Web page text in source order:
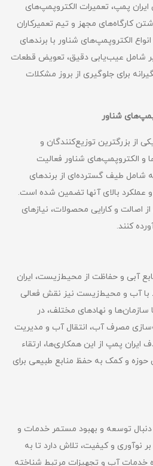
پمپ، تعمیرات الکتروپمپ‌های
کارگاه‌های مجهز و تیم تعمیرکاران
الکتروپمپ‌های شناور با برندهای
شامل عیب‌یابی دقیق، تعویض قطعات
برای جلوگیری از بروز مشکلات
شناور
از بزرگترین توزیع‌کنندگان و
و الکتروپمپ‌های شناور فعالیت
طیف گسترده‌ای از برندهای
بالای آنها تضمین شده است.
اصالت و کارایی محصولات، نیازهای
کنند.
آبی و حفاظت از محیط‌زیست، ایران
با آب و محیط‌زیست نیز نقش فعالی
سازمان‌ها و نهادهای مختلف، در
مصرف آب، انتقال آب و مدیریت
پمپ از این همکاری‌ها، ارتقاء
و کمک به حفظ منابع طبیعی برای
توسعه و بهبود مستمر خدمات و
نوآوری و کیفیت، تلاش دارد تا به
خدمات آب و تجهیزات مرتبط شناخته